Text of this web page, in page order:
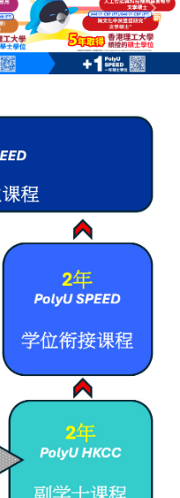
Next